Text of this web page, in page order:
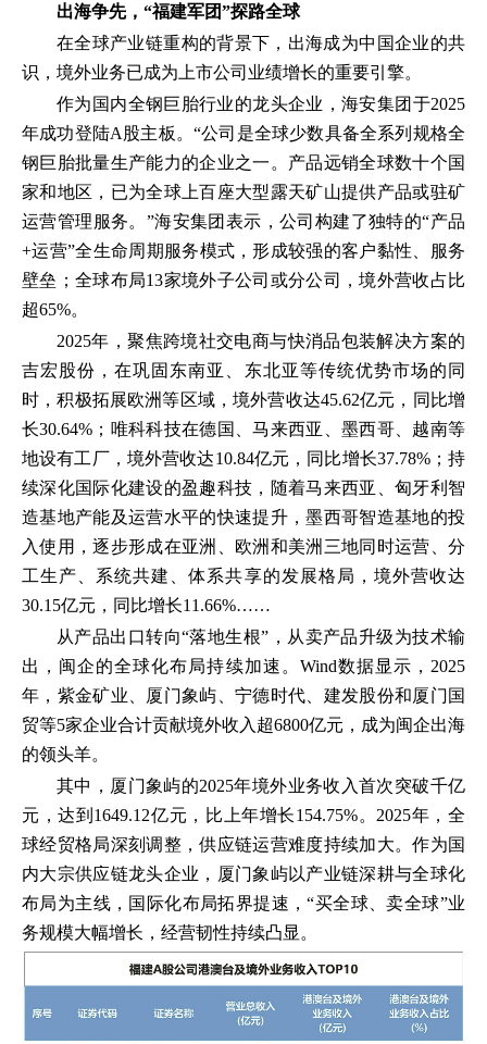
出海争先，“福建军团”探路全球
在全球产业链重构的背景下，出海成为中国企业的共
识，境外业务已成为上市公司业绩增长的重要引擎。
作为国内全钢巨胎行业的龙头企业，海安集团于2025
年成功登陆A股主板。“公司是全球少数具备全系列规格全
钢巨胎批量生产能力的企业之一。产品远销全球数十个国
家和地区，已为全球上百座大型露天矿山提供产品或驻矿
运营管理服务。”海安集团表示，公司构建了独特的“产品
+运营”全生命周期服务模式，形成较强的客户黏性、服务
壁垒；全球布局13家境外子公司或分公司，境外营收占比
超65%。
2025年，聚焦跨境社交电商与快消品包装解决方案的
吉宏股份，在巩固东南亚、东北亚等传统优势市场的同
时，积极拓展欧洲等区域，境外营收达45.62亿元，同比增
长30.64%；唯科科技在德国、马来西亚、墨西哥、越南等
地设有工厂，境外营收达10.84亿元，同比增长37.78%；持
续深化国际化建设的盈趣科技，随着马来西亚、匈牙利智
造基地产能及运营水平的快速提升，墨西哥智造基地的投
入使用，逐步形成在亚洲、欧洲和美洲三地同时运营、分
工生产、系统共建、体系共享的发展格局，境外营收达
30.15亿元，同比增长11.66%……
从产品出口转向“落地生根”，从卖产品升级为技术输
出，闽企的全球化布局持续加速。Wind数据显示，2025
年，紫金矿业、厦门象屿、宁德时代、建发股份和厦门国
贸等5家企业合计贡献境外收入超6800亿元，成为闽企出海
的领头羊。
其中，厦门象屿的2025年境外业务收入首次突破千亿
元，达到1649.12亿元，比上年增长154.75%。2025年，全
球经贸格局深刻调整，供应链运营难度持续加大。作为国
内大宗供应链龙头企业，厦门象屿以产业链深耕与全球化
布局为主线，国际化布局拓界提速，“买全球、卖全球”业
务规模大幅增长，经营韧性持续凸显。